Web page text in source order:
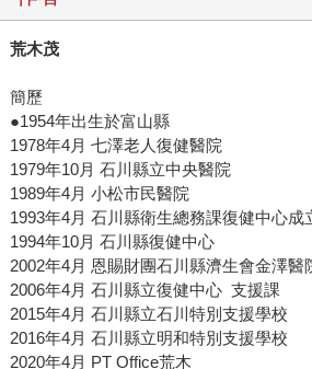
荒木茂
簡歷
●1954年出生於富山縣
1978年4月 七澤老人復健醫院
1979年10月 石川縣立中央醫院
1989年4月 小松市民醫院
1993年4月 石川縣衛生總務課復健中心成
1994年10月 石川縣復健中心
2002年4月 恩賜財團石川縣濟生會金澤醫
2006年4月 石川縣立復健中心 支援課
2015年4月 石川縣立石川特別支援學校
2016年4月 石川縣立明和特別支援學校
2020年4月 PT Office荒木